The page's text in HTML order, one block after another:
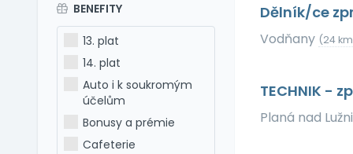
Francouzština
Hebrejština
Holandština
Italština
Japonština
Latina
Litevština
BENEFITY
13. plat
14. plat
Auto i k soukromým
účelům
Bonusy a prémie
Cafeterie
Dělník/ce
Vodňany (24
TECHNIK -
Planá nad